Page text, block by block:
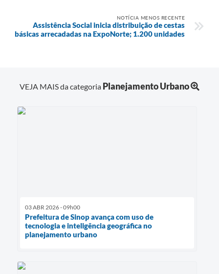
NOTÍCIA MENOS RECENTE
Assistência Social inicia distribuição de cestas
básicas arrecadadas na ExpoNorte; 1.200 unidades
VEJA MAIS da categoria Planejamento Urbano
03 ABR 2026 - 09h00
Prefeitura de Sinop avança com uso de
tecnologia e inteligência geográfica no
planejamento urbano